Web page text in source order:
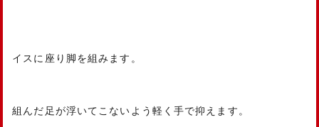
イスに座り脚を組みます。
組んだ足が浮いてこないよう軽く手で抑えます。